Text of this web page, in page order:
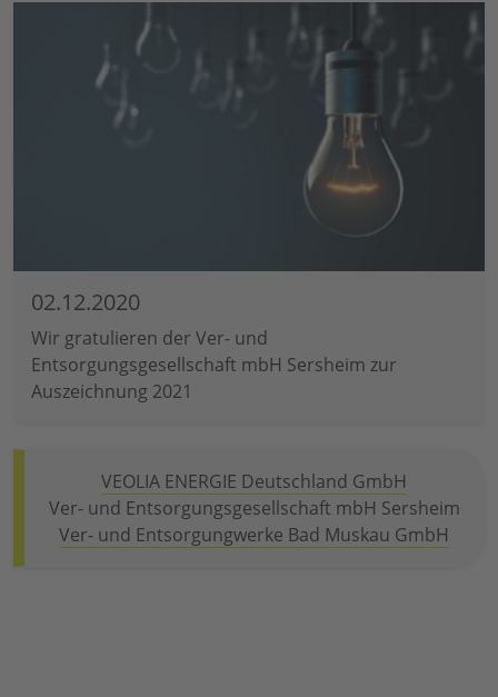
02.12.2020
Wir gratulieren der Ver- und
Entsorgungsgesellschaft mbH Sersheim zur
Auszeichnung 2021
VEOLIA ENERGIE Deutschland GmbH
Ver- und Entsorgungsgesellschaft mbH Sersheim
Ver- und Entsorgungwerke Bad Muskau GmbH